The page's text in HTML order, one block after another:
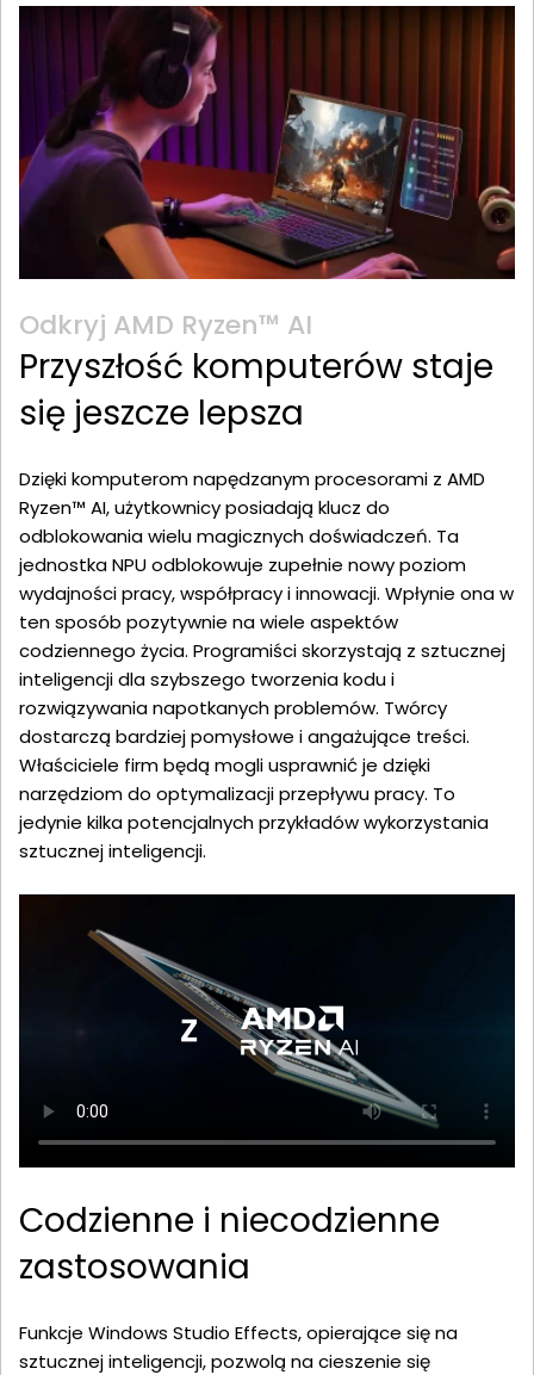
Odkryj AMD Ryzen™ AI
Przyszłość komputerów staje
się jeszcze lepsza
Dzięki komputerom napędzanym procesorami z AMD
Ryzen™ AI, użytkownicy posiadają klucz do
odblokowania wielu magicznych doświadczeń. Ta
jednostka NPU odblokowuje zupełnie nowy poziom
wydajności pracy, współpracy i innowacji. Wpłynie ona w
ten sposób pozytywnie na wiele aspektów
codziennego życia. Programiści skorzystają z sztucznej
inteligencji dla szybszego tworzenia kodu i
rozwiązywania napotkanych problemów. Twórcy
dostarczą bardziej pomysłowe i angażujące treści.
Właściciele firm będą mogli usprawnić je dzięki
narzędziom do optymalizacji przepływu pracy. To
jedynie kilka potencjalnych przykładów wykorzystania
sztucznej inteligencji.
Codzienne i niecodzienne
zastosowania
Funkcje Windows Studio Effects, opierające się na
sztucznej inteligencji, pozwolą na cieszenie się